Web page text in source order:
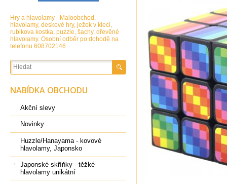
Hry a hlavolamy - Maloobchod,
hlavolamy, deskové hry, ježek v kleci,
rubikova kostka, puzzle, šachy, dřevěné
hlavolamy. Osobní odběr po dohodě na
telefonu 608702146
NABÍDKA OBCHODU
Akční slevy
Novinky
Huzzle/Hanayama - kovové
hlavolamy, Japonsko
Japonské skříňky - těžké
hlavolamy unikátní